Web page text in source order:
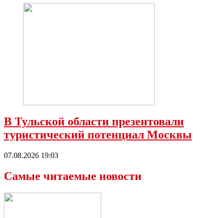
В Тульской области презентовали
туристический потенциал Москвы
07.08.2026 19:03
Самые читаемые новости